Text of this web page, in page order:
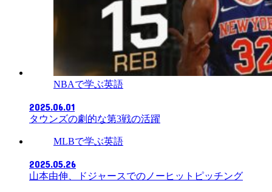
NBAで学ぶ英語
2025.06.01
タウンズの劇的な第3戦の活躍
MLBで学ぶ英語
2025.05.26
山本由伸、ドジャースでのノーヒットピッチング